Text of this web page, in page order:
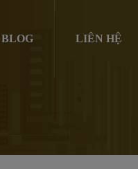
BLOG LIÊN HỆ